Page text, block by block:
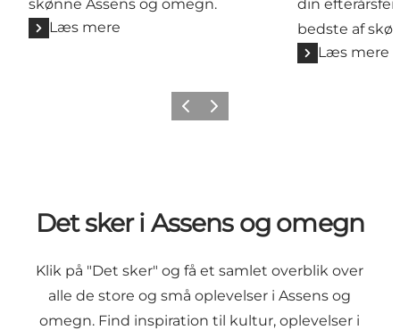
skønne Assens og omegn.
Læs mere
din
bedste af
Læs mere
ForrigeNæste
Det sker i Assens og omegn
Klik på "Det sker" og få et samlet overblik over
alle de store og små oplevelser i Assens og
omegn. Find inspiration til kultur, oplevelser i